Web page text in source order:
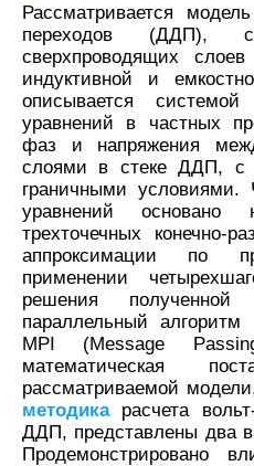
Рассматривается
переходов (ДДП),
сверхпроводящих
индуктивной и
описывается
уравнений в частных
фаз и напряжения
слоями в стеке ДДП, с
граничными
уравнений основано
трехточечных конечно-
аппроксимации по
применении
решения
параллельный алгоритм
MPI (Message
математическая
рассматриваемой
методикарасчета
ДДП, представлены два
Продемонстрировано